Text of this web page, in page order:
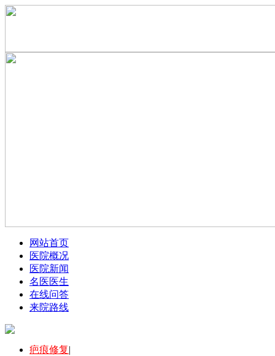
网站首页
医院概况
医院新闻
名医医生
在线问答
来院路线
疤痕修复|